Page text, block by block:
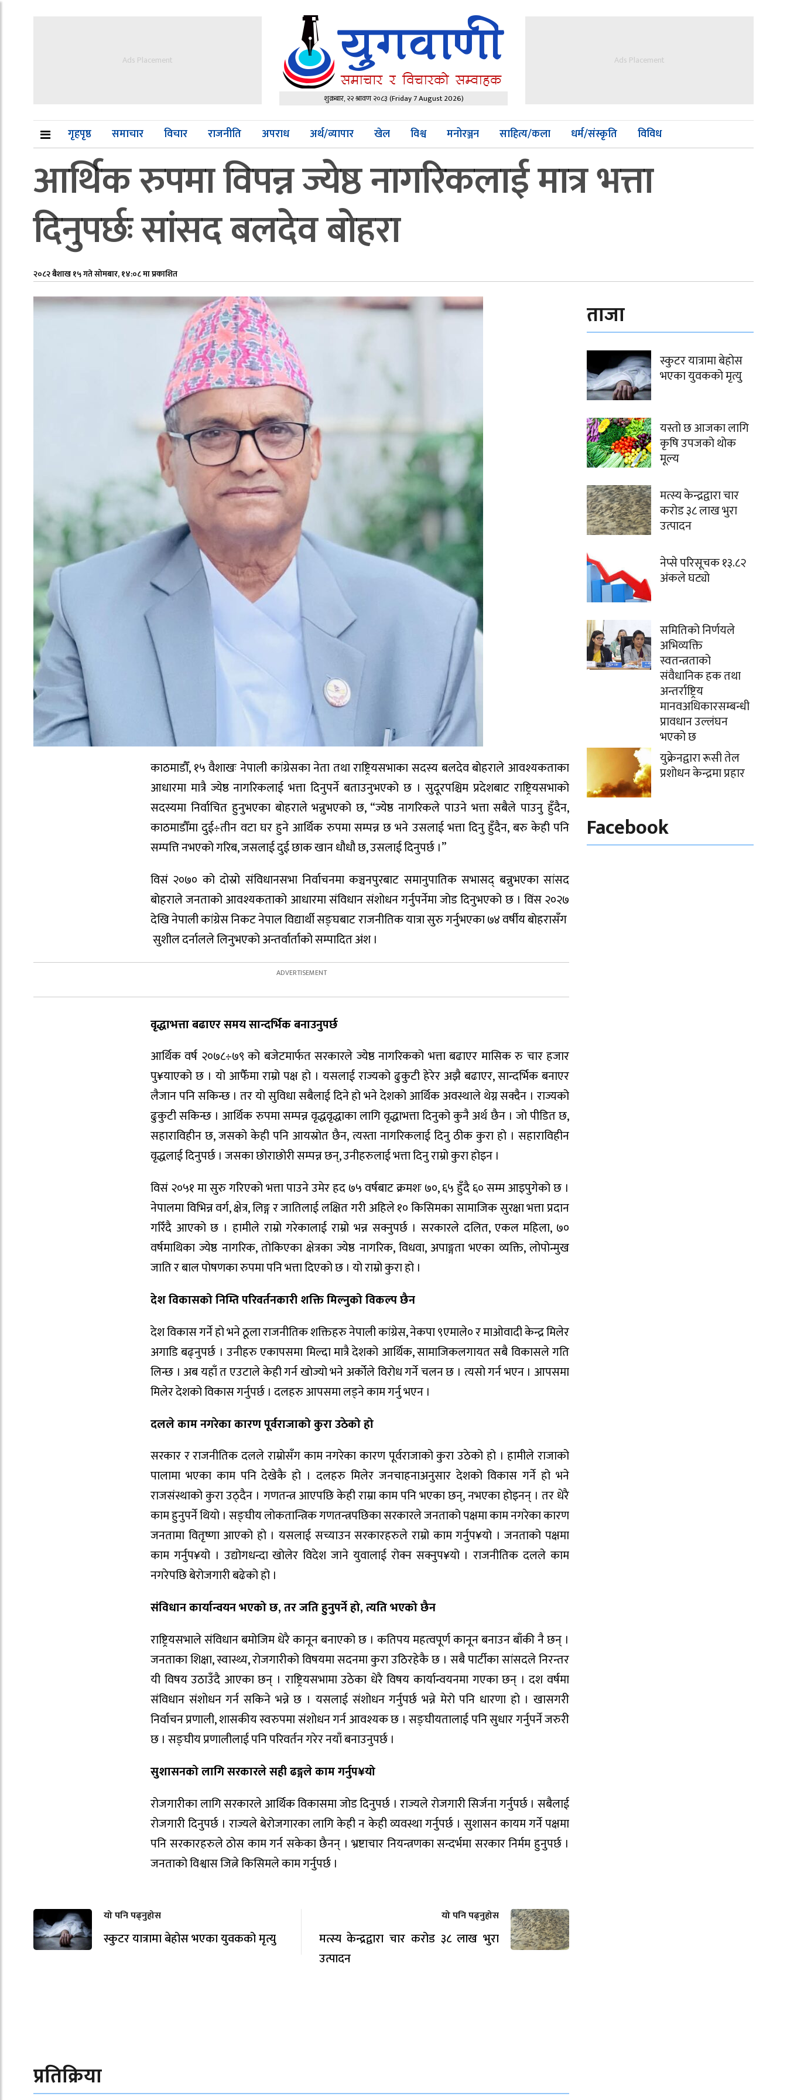
Ads Placement
शुक्रबार, २२ श्रावण २०८३(Friday 7 August 2026)
Ads Placement
गृहपृष्ठ समाचार विचार राजनीति अपराध अर्थ/व्यापार खेल विश्व मनोरञ्जन साहित्य/कला धर्म/संस्कृति विविध
आर्थिक रुपमा विपन्न ज्येष्ठ नागरिकलाई मात्र भत्ता
दिनुपर्छः सांसद बलदेव बोहरा
२०८२ बैशाख १५ गते सोमबार, १४:०८ मा प्रकाशित
काठमाडौँ, १५ वैशाखः नेपाली कांग्रेसका नेता तथा राष्ट्रियसभाका सदस्य बलदेव बोहराले आवश्यकताका
आधारमा मात्रै ज्येष्ठ नागरिकलाई भत्ता दिनुपर्ने बताउनुभएको छ । सुदूरपश्चिम प्रदेशबाट राष्ट्रियसभाको
सदस्यमा निर्वाचित हुनुभएका बोहराले भन्नुभएको छ, “ज्येष्ठ नागरिकले पाउने भत्ता सबैले पाउनु हुँदैन,
काठमाडौँमा दुई÷तीन वटा घर हुने आर्थिक रुपमा सम्पन्न छ भने उसलाई भत्ता दिनु हुँदैन, बरु केही पनि
सम्पत्ति नभएको गरिब, जसलाई दुई छाक खान धौधौ छ, उसलाई दिनुपर्छ ।”
विसं २०७० को दोस्रो संविधानसभा निर्वाचनमा कञ्चनपुरबाट समानुपातिक सभासद् बन्नुभएका सांसद
बोहराले जनताको आवश्यकताको आधारमा संविधान संशोधन गर्नुपर्नेमा जोड दिनुभएको छ । विंस २०२७
देखि नेपाली कांग्रेस निकट नेपाल विद्यार्थी सङ्घबाट राजनीतिक यात्रा सुरु गर्नुभएका ७४ वर्षीय बोहरासँग
सुशील दर्नालले लिनुभएको अन्तर्वार्ताको सम्पादित अंश ।
वृद्धाभत्ता बढाएर समय सान्दर्भिक बनाउनुपर्छ
आर्थिक वर्ष २०७८÷७९ को बजेटमार्फत सरकारले ज्येष्ठ नागरिकको भत्ता बढाएर मासिक रु चार हजार
पु¥याएको छ । यो आफैँमा राम्रो पक्ष हो । यसलाई राज्यको ढुकुटी हेरेर अझै बढाएर, सान्दर्भिक बनाएर
लैजान पनि सकिन्छ । तर यो सुविधा सबैलाई दिने हो भने देशको आर्थिक अवस्थाले थेग्न सक्दैन । राज्यको
ढुकुटी सकिन्छ । आर्थिक रुपमा सम्पन्न वृद्धवृद्धाका लागि वृद्धाभत्ता दिनुको कुनै अर्थ छैन । जो पीडित छ,
सहाराविहीन छ, जसको केही पनि आयस्रोत छैन, त्यस्ता नागरिकलाई दिनु ठीक कुरा हो । सहाराविहीन
वृद्धलाई दिनुपर्छ । जसका छोराछोरी सम्पन्न छन्, उनीहरुलाई भत्ता दिनु राम्रो कुरा होइन ।
विसं २०५१ मा सुरु गरिएको भत्ता पाउने उमेर हद ७५ वर्षबाट क्रमशः ७०, ६५ हुँदै ६० सम्म आइपुगेको छ ।
नेपालमा विभिन्न वर्ग, क्षेत्र, लिङ्ग र जातिलाई लक्षित गरी अहिले १० किसिमका सामाजिक सुरक्षा भत्ता प्रदान
गरिँदै आएको छ । हामीले राम्रो गरेकालाई राम्रो भन्न सक्नुपर्छ । सरकारले दलित, एकल महिला, ७०
वर्षमाथिका ज्येष्ठ नागरिक, तोकिएका क्षेत्रका ज्येष्ठ नागरिक, विधवा, अपाङ्गता भएका व्यक्ति, लोपोन्मुख
जाति र बाल पोषणका रुपमा पनि भत्ता दिएको छ । यो राम्रो कुरा हो ।
देश विकासको निम्ति परिवर्तनकारी शक्ति मिल्नुको विकल्प छैन
देश विकास गर्ने हो भने ठूला राजनीतिक शक्तिहरु नेपाली कांग्रेस, नेकपा ९एमाले० र माओवादी केन्द्र मिलेर
अगाडि बढ्नुपर्छ । उनीहरु एकापसमा मिल्दा मात्रै देशको आर्थिक, सामाजिकलगायत सबै विकासले गति
लिन्छ । अब यहाँ त एउटाले केही गर्न खोज्यो भने अर्कोले विरोध गर्ने चलन छ । त्यसो गर्न भएन । आपसमा
मिलेर देशको विकास गर्नुपर्छ । दलहरु आपसमा लड्ने काम गर्नु भएन ।
दलले काम नगरेका कारण पूर्वराजाको कुरा उठेको हो
सरकार र राजनीतिक दलले राम्रोसँग काम नगरेका कारण पूर्वराजाको कुरा उठेको हो । हामीले राजाको
पालामा भएका काम पनि देखेकै हो । दलहरु मिलेर जनचाहनाअनुसार देशको विकास गर्ने हो भने
राजसंस्थाको कुरा उठ्दैन । गणतन्त्र आएपछि केही राम्रा काम पनि भएका छन्, नभएका होइनन् । तर धेरै
काम हुनुपर्ने थियो । सङ्घीय लोकतान्त्रिक गणतन्त्रपछिका सरकारले जनताको पक्षमा काम नगरेका कारण
जनतामा वितृष्णा आएको हो । यसलाई सच्याउन सरकारहरुले राम्रो काम गर्नुप¥यो । जनताको पक्षमा
काम गर्नुप¥यो । उद्योगधन्दा खोलेर विदेश जाने युवालाई रोक्न सक्नुप¥यो । राजनीतिक दलले काम
नगरेपछि बेरोजगारी बढेको हो ।
संविधान कार्यान्वयन भएको छ, तर जति हुनुपर्ने हो, त्यति भएको छैन
राष्ट्रियसभाले संविधान बमोजिम धेरै कानून बनाएको छ । कतिपय महत्वपूर्ण कानून बनाउन बाँकी नै छन् ।
जनताका शिक्षा, स्वास्थ्य, रोजगारीको विषयमा सदनमा कुरा उठिरहेकै छ । सबै पार्टीका सांसदले निरन्तर
यी विषय उठाउँदै आएका छन् । राष्ट्रियसभामा उठेका धेरै विषय कार्यान्वयनमा गएका छन् । दश वर्षमा
संविधान संशोधन गर्न सकिने भन्ने छ । यसलाई संशोधन गर्नुपर्छ भन्ने मेरो पनि धारणा हो । खासगरी
निर्वाचन प्रणाली, शासकीय स्वरुपमा संशोधन गर्न आवश्यक छ । सङ्घीयतालाई पनि सुधार गर्नुपर्ने जरुरी
छ । सङ्घीय प्रणालीलाई पनि परिवर्तन गरेर नयाँ बनाउनुपर्छ ।
सुशासनको लागि सरकारले सही ढङ्गले काम गर्नुप¥यो
रोजगारीका लागि सरकारले आर्थिक विकासमा जोड दिनुपर्छ । राज्यले रोजगारी सिर्जना गर्नुपर्छ । सबैलाई
रोजगारी दिनुपर्छ । राज्यले बेरोजगारका लागि केही न केही व्यवस्था गर्नुपर्छ । सुशासन कायम गर्ने पक्षमा
पनि सरकारहरुले ठोस काम गर्न सकेका छैनन् । भ्रष्टाचार नियन्त्रणका सन्दर्भमा सरकार निर्मम हुनुपर्छ ।
जनताको विश्वास जित्ने किसिमले काम गर्नुपर्छ ।
यो पनि पढ्नुहोस
स्कुटर यात्रामा बेहोस भएका युवकको मृत्यु
यो पनि पढ्नुहोस
मत्स्य केन्द्रद्वारा चार करोड ३८ लाख भुरा
उत्पादन
प्रतिक्रिया
ताजा
स्कुटर यात्रामा बेहोस
भएका युवकको मृत्यु
यस्तो छ आजका लागि
कृषि उपजको थोक
मूल्य
मत्स्य केन्द्रद्वारा चार
करोड ३८ लाख भुरा
उत्पादन
नेप्से परिसूचक १३.८२
अंकले घट्यो
समितिको निर्णयले
अभिव्यक्ति
स्वतन्त्रताको
संवैधानिक हक तथा
अन्तर्राष्ट्रिय
मानवअधिकारसम्बन्धी
प्रावधान उल्लंघन
भएको छ
युक्रेनद्वारा रूसी तेल
प्रशोधन केन्द्रमा प्रहार
Facebook